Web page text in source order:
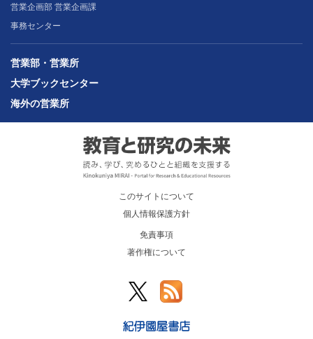
営業企画部 営業企画課
事務センター
営業部・営業所
大学ブックセンター
海外の営業所
このサイトについて
個人情報保護方針
免責事項
著作権について